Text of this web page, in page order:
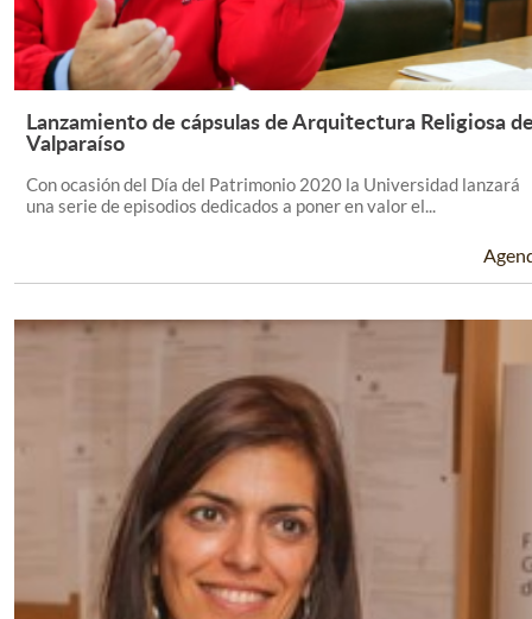
Leer Más +
Lanzamiento de cápsulas de Arquitectura Religiosa
Valparaíso
Con ocasión del Día del Patrimonio 2020 la Universidad lanzará
una serie de episodios dedicados a poner en valor el...